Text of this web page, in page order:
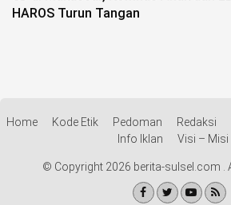
HAROS Turun Tangan
Home Kode Etik Pedoman Redaksi
Info Iklan
Visi – Misi
© Copyright 2026 berita-sulsel.com .